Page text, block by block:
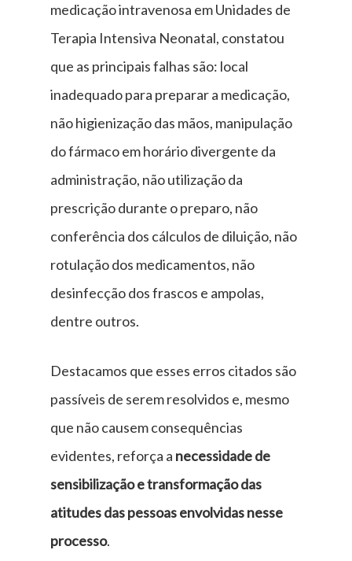
medicação intravenosa em Unidades de
Terapia Intensiva Neonatal, constatou
que as principais falhas são: local
inadequado para preparar a medicação,
não higienização das mãos, manipulação
do fármaco em horário divergente da
administração, não utilização da
prescrição durante o preparo, não
conferência dos cálculos de diluição, não
rotulação dos medicamentos, não
desinfecção dos frascos e ampolas,
dentre outros.
Destacamos que esses erros citados são
passíveis de serem resolvidos e, mesmo
que não causem consequências
evidentes, reforça a necessidade de
sensibilização e transformação das
atitudes das pessoas envolvidas nesse
processo.